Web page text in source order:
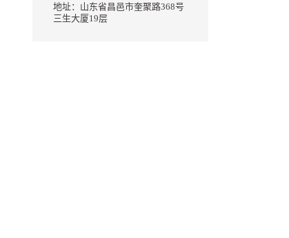
地址：山东省昌邑市奎聚路368号
三生大厦19层